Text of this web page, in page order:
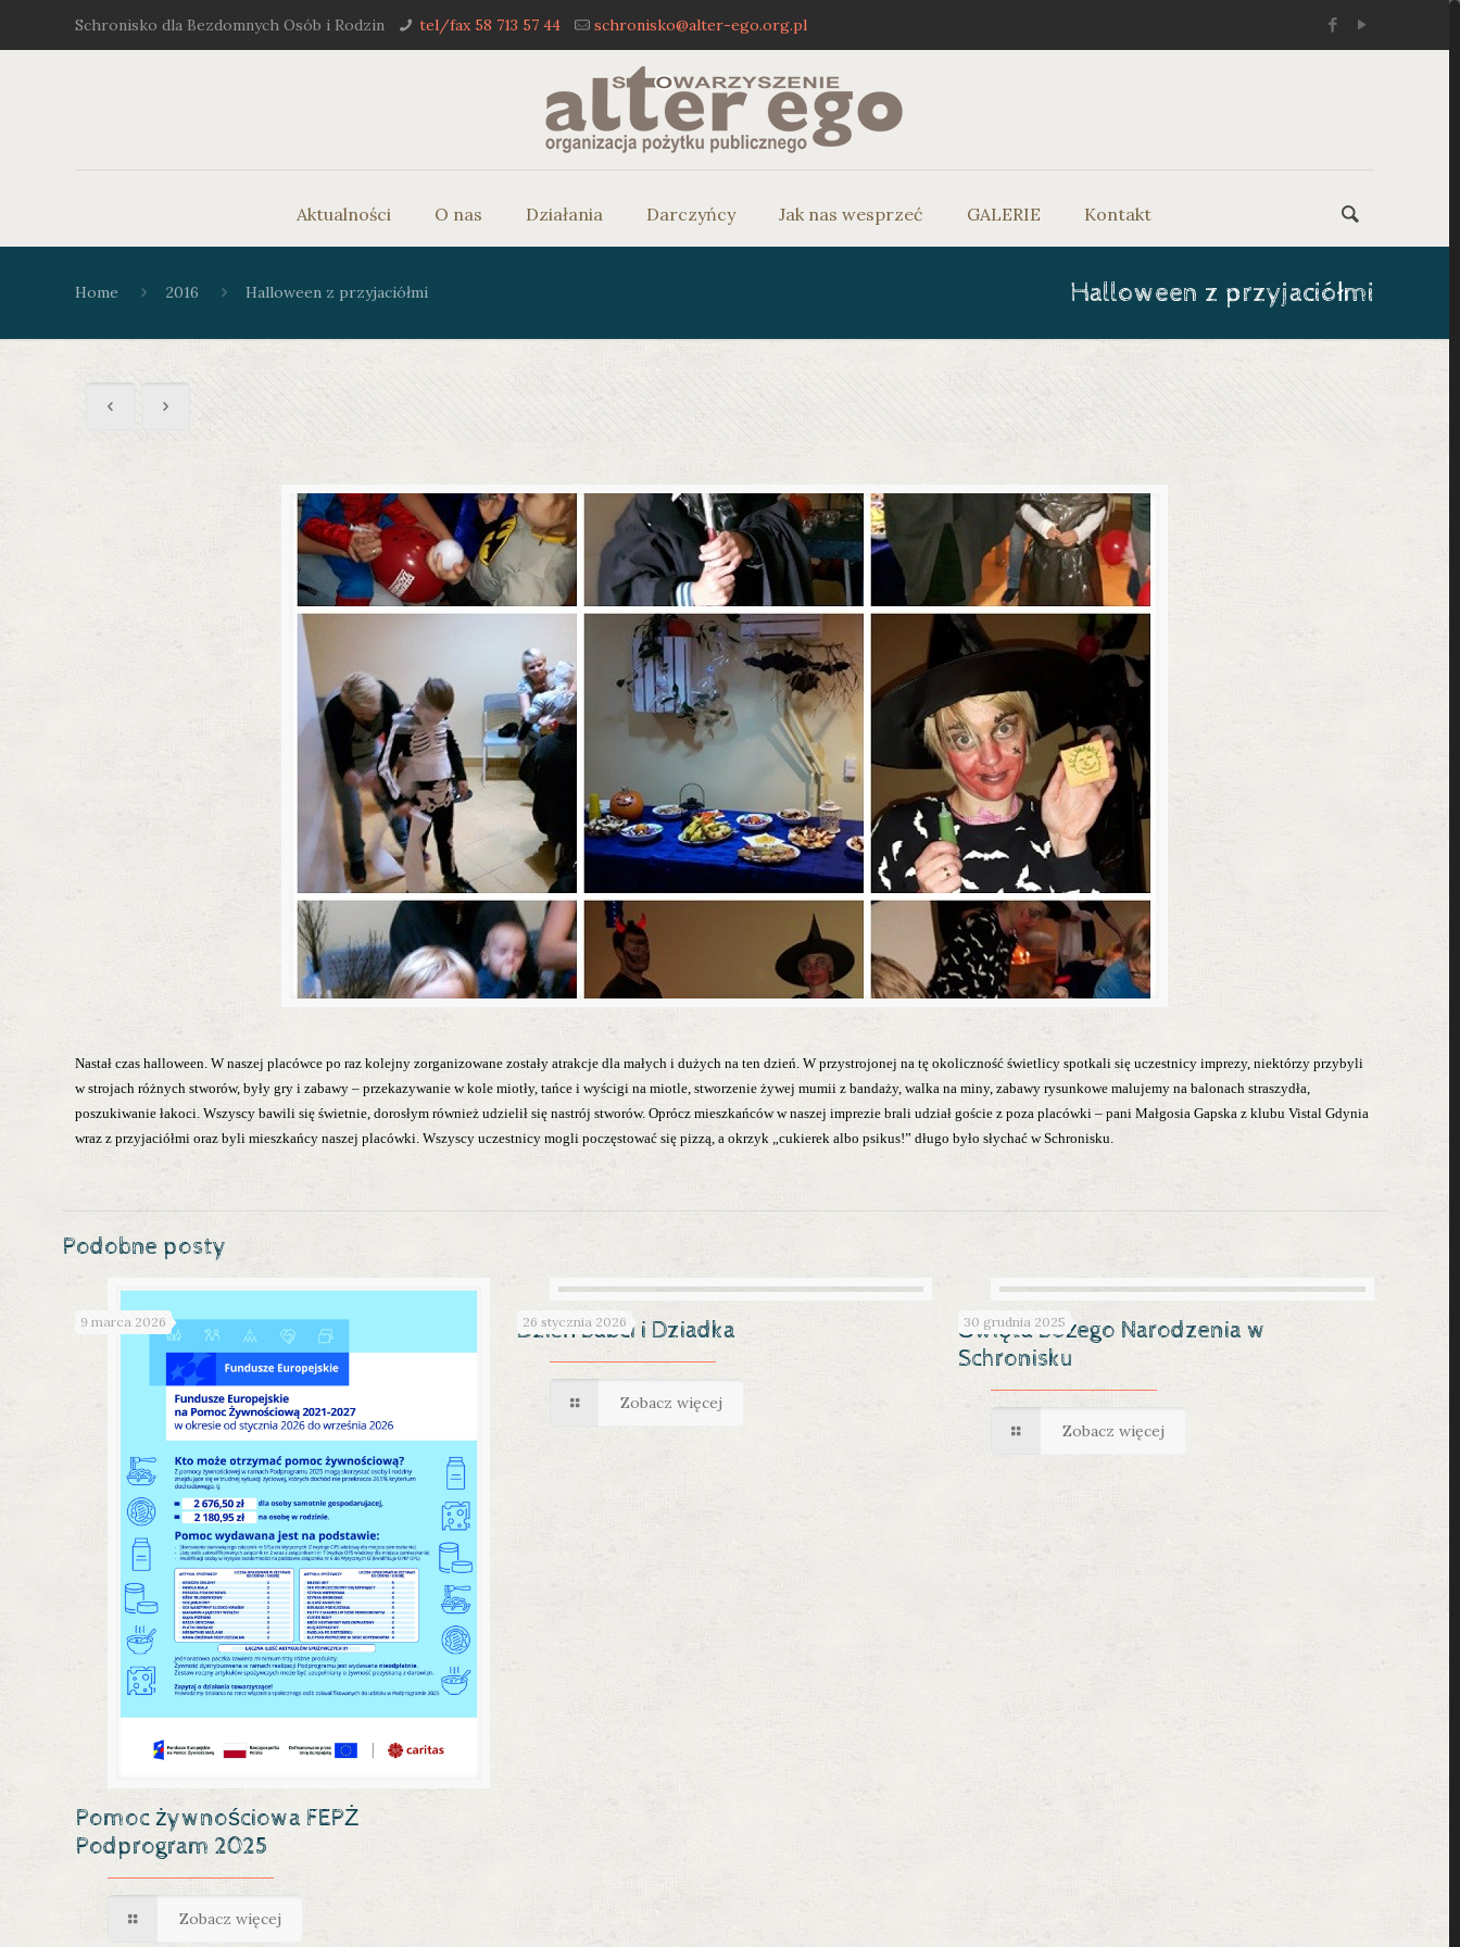
Schronisko dla Bezdomnych Osób i Rodzin tel/fax 58 713 57 44 schronisko@alter-ego.org.pl
Aktualności O nas Działania Darczyńcy Jak nas wesprzeć GALERIE Kontakt
Halloween z przyjaciółmi
Home 2016 Halloween z przyjaciółmi
Nastał czas halloween. W naszej placówce po raz kolejny zorganizowane zostały atrakcje dla małych i dużych na ten dzień. W przystrojonej na tę okoliczność świetlicy spotkali się uczestnicy imprezy, niektórzy przybyli
w strojach różnych stworów, były gry i zabawy – przekazywanie w kole miotły, tańce i wyścigi na miotle, stworzenie żywej mumii z bandaży, walka na miny, zabawy rysunkowe malujemy na balonach straszydła,
poszukiwanie łakoci. Wszyscy bawili się świetnie, dorosłym również udzielił się nastrój stworów. Oprócz mieszkańców w naszej imprezie brali udział goście z poza placówki – pani Małgosia Gapska z klubu Vistal Gdynia
wraz z przyjaciółmi oraz byli mieszkańcy naszej placówki. Wszyscy uczestnicy mogli poczęstować się pizzą, a okrzyk „cukierek albo psikus!” długo było słychać w Schronisku.
Podobne posty
9 marca 2026
Pomoc żywnościowa FEPŻ
Podprogram 2025
Zobacz więcej
26 stycznia 2026
Dzień Babci i Dziadka
Zobacz więcej
30 grudnia 2025
Święta Bożego Narodzenia w
Schronisku
Zobacz więcej